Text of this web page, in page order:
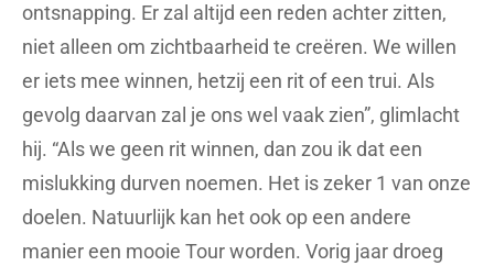
ontsnapping. Er zal altijd een reden achter zitten,
niet alleen om zichtbaarheid te creëren. We willen
er iets mee winnen, hetzij een rit of een trui. Als
gevolg daarvan zal je ons wel vaak zien”, glimlacht
hij. “Als we geen rit winnen, dan zou ik dat een
mislukking durven noemen. Het is zeker 1 van onze
doelen. Natuurlijk kan het ook op een andere
manier een mooie Tour worden. Vorig jaar droeg